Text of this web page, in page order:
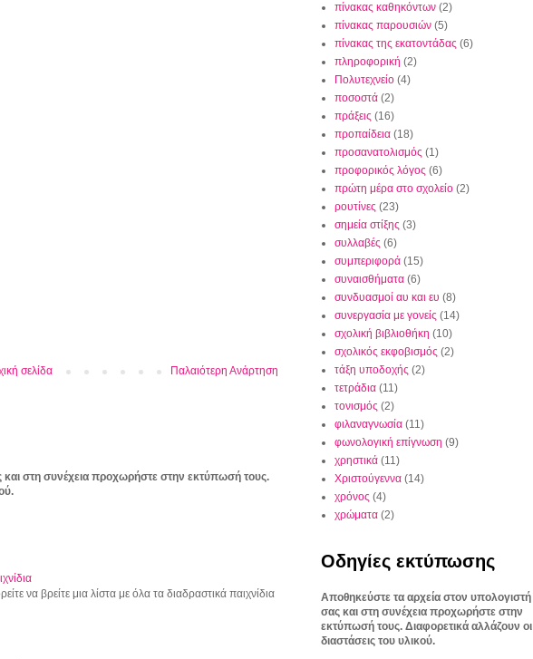
Παλαιότερη Ανάρτηση
σελίδα
στη συνέχεια προχωρήστε στην εκτύπωσή τους.
να βρείτε μια λίστα με όλα τα διαδραστικά παιχνίδια
πίνακας καθηκόντων (2)
πίνακας παρουσιών (5)
πίνακας της εκατοντάδας (6)
πληροφορική (2)
Πολυτεχνείο (4)
ποσοστά (2)
πράξεις (16)
προπαίδεια (18)
προσανατολισμός (1)
προφορικός λόγος (6)
πρώτη μέρα στο σχολείο (2)
ρουτίνες (23)
σημεία στίξης (3)
συλλαβές (6)
συμπεριφορά (15)
συναισθήματα (6)
συνδυασμοί αυ και ευ (8)
συνεργασία με γονείς (14)
σχολική βιβλιοθήκη (10)
σχολικός εκφοβισμός (2)
τάξη υποδοχής (2)
τετράδια (11)
τονισμός (2)
φιλαναγνωσία (11)
φωνολογική επίγνωση (9)
χρηστικά (11)
Χριστούγεννα (14)
χρόνος (4)
χρώματα (2)
Οδηγίες εκτύπωσης
Αποθηκεύστε τα αρχεία στον υπολογιστή
σας και στη συνέχεια προχωρήστε στην
εκτύπωσή τους. Διαφορετικά αλλάζουν οι
διαστάσεις του υλικού.